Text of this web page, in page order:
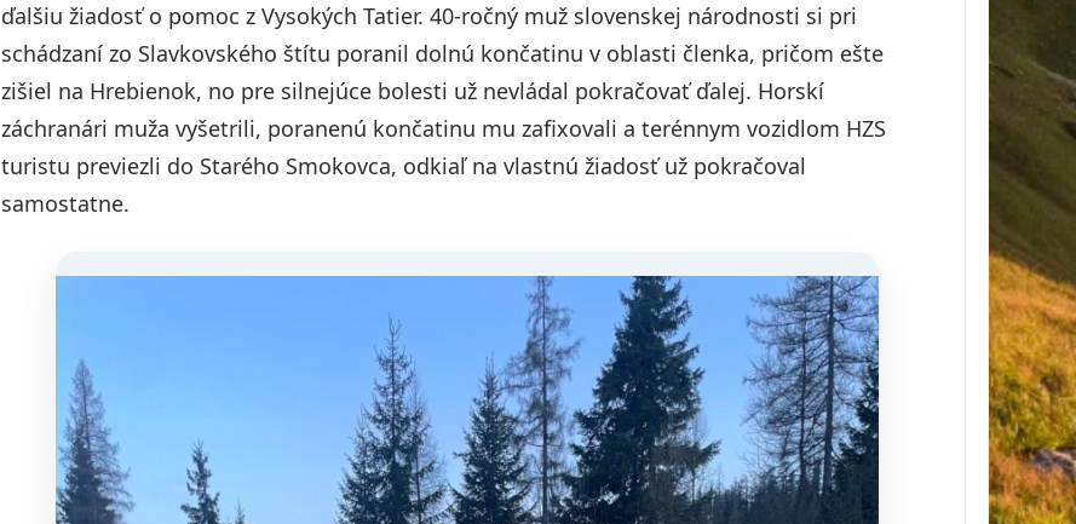
ďalšiu žiadosť o pomoc z Vysokých Tatier. 40-ročný muž slovenskej národnosti si pri
schádzaní zo Slavkovského štítu poranil dolnú končatinu v oblasti členka, pričom ešte
zišiel na Hrebienok, no pre silnejúce bolesti už nevládal pokračovať ďalej. Horskí
záchranári muža vyšetrili, poranenú končatinu mu zafixovali a terénnym vozidlom HZS
turistu previezli do Starého Smokovca, odkiaľ na vlastnú žiadosť už pokračoval
samostatne.